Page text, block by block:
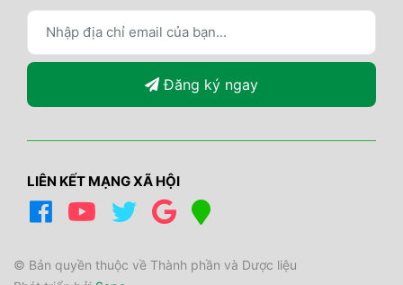
Đăng ký ngay
LIÊN KẾT MẠNG XÃ HỘI
© Bản quyền thuộc về Thành phần và Dược liệu